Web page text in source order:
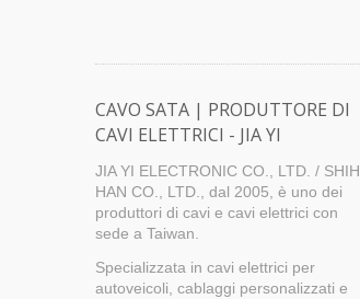
CAVO SATA | PRODUTTORE DI
CAVI ELETTRICI - JIA YI
JIA YI ELECTRONIC CO., LTD. / SHIH
HAN CO., LTD., dal 2005, è uno dei
produttori di cavi e cavi elettrici con
sede a Taiwan.
Specializzata in cavi elettrici per
autoveicoli, cablaggi personalizzati e